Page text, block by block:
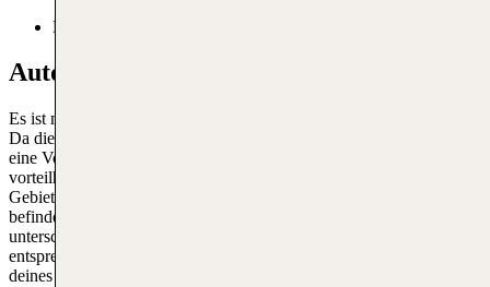
Beleuchtete Plätze
Autovermietung am Flughafen Rostock
Es ist möglich, am Rostock Laage Flughafen ein Auto zu mieten.
Da die Anzahl der verfügbaren Mietwagen jedoch begrenzt ist, wird
eine Vorbestellung dringend empfohlen. Diese Option ist besonders
vorteilhaft für Reisende, die die Ostseeküste und die umliegenden
Gebiete erkunden möchten. Die begrenzten Autovermietungen
befinden sich im Terminalgebäude und verfügen über
unterschiedliche Fahrzeuge, die den Reiseanforderungen
entsprechen. Erkundige dich bei TUI
deines Reisezeitraums Autos verfügbar sind.